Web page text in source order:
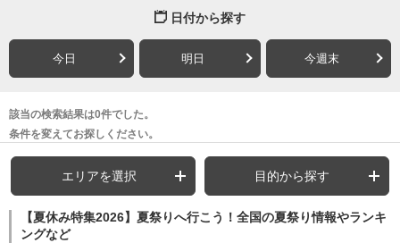
日付から探す
今日 明日 今週末
該当の検索結果は0件でした。
条件を変えてお探しください。
エリアを選択 目的から探す
【夏休み特集2026】夏祭りへ行こう！全国の夏祭り情報やランキ
ングなど